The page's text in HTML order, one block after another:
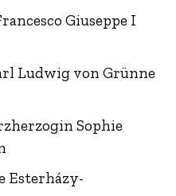
Giuseppe I
Ludwig von Grünne
Sophie
Esterházy-